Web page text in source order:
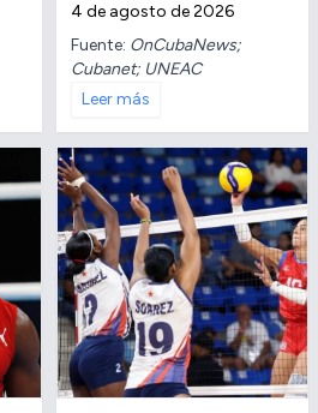
4 de agosto de 2026
Fuente: OnCubaNews;
Cubanet; UNEAC
Leer más